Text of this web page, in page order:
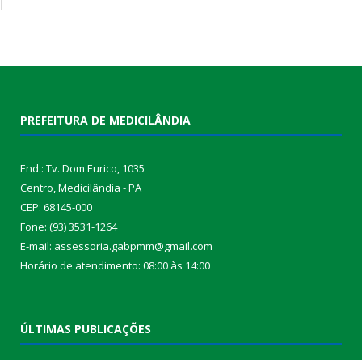
PREFEITURA DE MEDICILÂNDIA
End.: Tv. Dom Eurico, 1035
Centro, Medicilândia - PA
CEP: 68145-000
Fone: (93) 3531-1264
E-mail: assessoria.gabpmm@gmail.com
Horário de atendimento: 08:00 às 14:00
ÚLTIMAS PUBLICAÇÕES